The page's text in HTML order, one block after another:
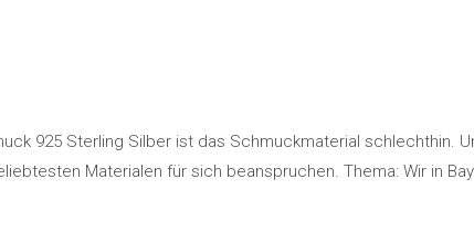
925 Sterling Silber ist das Schmuckmaterial schlechthin.
Materialen für sich beanspruchen. Thema: Wir in